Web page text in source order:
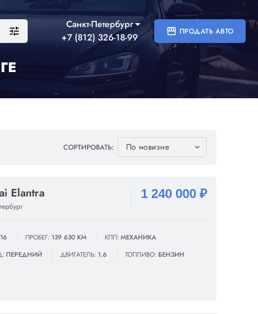
tune
Санкт-Петербург
+7 (812) 326-18-99
storefront ПРОДАТЬ АВТО
СОРТИРОВАТЬ:
Elantra 1 240 000 ₽
ПРОБЕГ: 139 630 КМ КПП: МЕХАНИКА
ПЕРЕДНИЙ ДВИГАТЕЛЬ: 1.6 ТОПЛИВО: БЕНЗИН